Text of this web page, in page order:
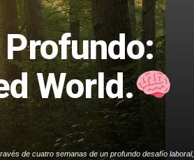
de cuatro semanas de un profundo desafío laboral,
Profundo:
World.